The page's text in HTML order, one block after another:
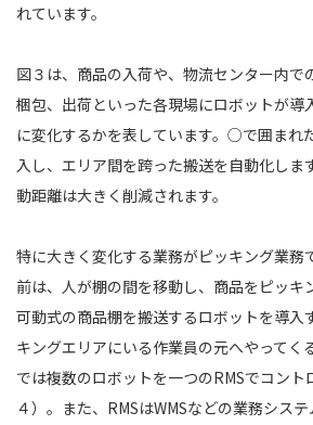
れています。
図３は、商品の入荷や、物流センター内で
梱包、出荷といった各現場にロボットが導
に変化するかを表しています。○で囲まれ
入し、エリア間を跨った搬送を自動化しま
動距離は大きく削減されます。
特に大きく変化する業務がピッキング業務
前は、人が棚の間を移動し、商品をピッキ
可動式の商品棚を搬送するロボットを導入
キングエリアにいる作業員の元へやってく
では複数のロボットを一つのRMSでコント
４）。また、RMSはWMSなどの業務システ